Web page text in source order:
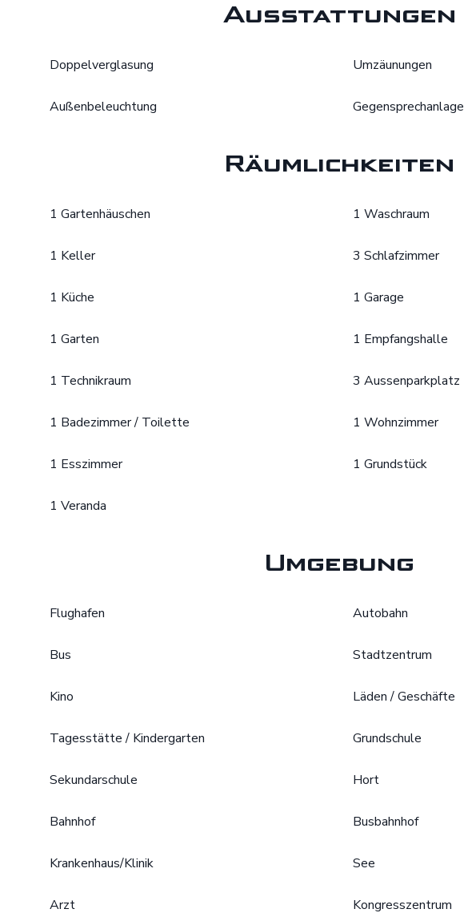
Ausstattungen
Doppelverglasung Umzäunungen
Außenbeleuchtung Gegensprechanlage
Räumlichkeiten
1 Gartenhäuschen 1 Waschraum
1 Keller 3 Schlafzimmer
1 Küche 1 Garage
1 Garten 1 Empfangshalle
1 Technikraum 3 Aussenparkplatz
1 Badezimmer / Toilette 1 Wohnzimmer
1 Esszimmer 1 Grundstück
1 Veranda
Umgebung
Flughafen Autobahn
Bus Stadtzentrum
Kino Läden / Geschäfte
Tagesstätte / Kindergarten Grundschule
Sekundarschule Hort
Bahnhof Busbahnhof
Krankenhaus/Klinik See
Arzt Kongresszentrum